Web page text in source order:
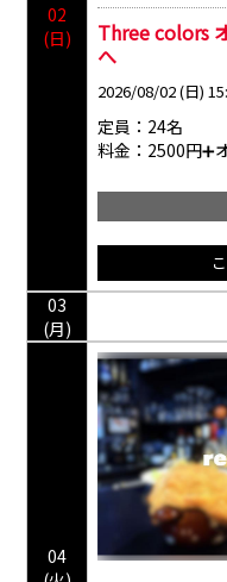
02
(日)
Three colors
へ
2026/08/02 (日)
定員：24名
料金：2500円➕
03
(月)
04